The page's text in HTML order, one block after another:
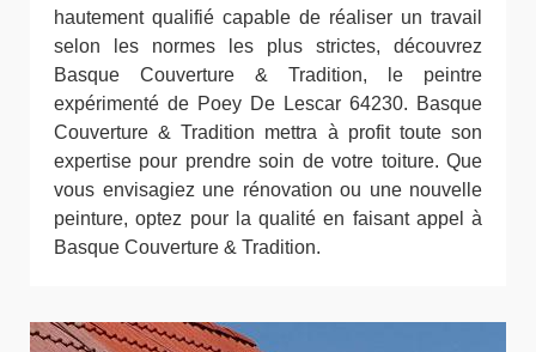
hautement qualifié capable de réaliser un travail
selon les normes les plus strictes, découvrez
Basque Couverture & Tradition, le peintre
expérimenté de Poey De Lescar 64230. Basque
Couverture & Tradition mettra à profit toute son
expertise pour prendre soin de votre toiture. Que
vous envisagiez une rénovation ou une nouvelle
peinture, optez pour la qualité en faisant appel à
Basque Couverture & Tradition.